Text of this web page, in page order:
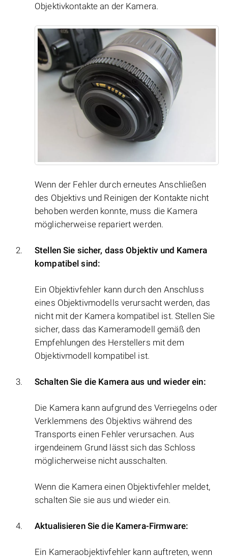
Objektivkontakte an der Kamera.
Wenn der Fehler durch erneutes Anschließen
des Objektivs und Reinigen der Kontakte nicht
behoben werden konnte, muss die Kamera
möglicherweise repariert werden.
Stellen Sie sicher, dass Objektiv und Kamera
kompatibel sind:
Ein Objektivfehler kann durch den Anschluss
eines Objektivmodells verursacht werden, das
nicht mit der Kamera kompatibel ist. Stellen Sie
sicher, dass das Kameramodell gemäß den
Empfehlungen des Herstellers mit dem
Objektivmodell kompatibel ist.
Schalten Sie die Kamera aus und wieder ein:
Die Kamera kann aufgrund des Verriegelns oder
Verklemmens des Objektivs während des
Transports einen Fehler verursachen. Aus
irgendeinem Grund lässt sich das Schloss
möglicherweise nicht ausschalten.
Wenn die Kamera einen Objektivfehler meldet,
schalten Sie sie aus und wieder ein.
Aktualisieren Sie die Kamera-Firmware:
Ein Kameraobjektivfehler kann auftreten, wenn